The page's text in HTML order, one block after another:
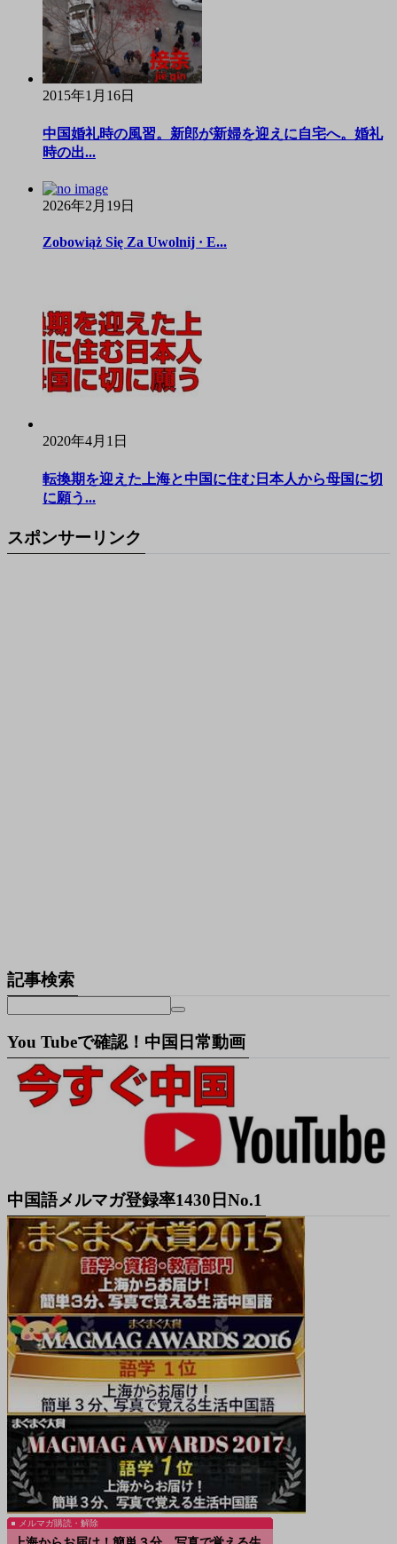
2015年1月16日
中国婚礼時の風習。新郎が新婦を迎えに自宅へ。婚礼
時の出...
2026年2月19日
Zobowiąż Się Za Uwolnij · E...
2020年4月1日
転換期を迎えた上海と中国に住む日本人から母国に切
に願う...
スポンサーリンク
記事検索
You Tubeで確認！中国日常動画
中国語メルマガ登録率1430日No.1
メルマガ購読・解除